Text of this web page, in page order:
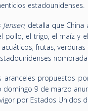
estadounidenses.
Jensen, detalla que China
pollo, el trigo, el maíz y
frutas,
aranceles propuestos
9 de marzo
por Estados Unidos